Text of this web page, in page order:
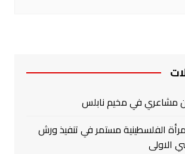
مشاعري في مخيم نابلس
الفلسطينية مستمر في تنفيذ ورش
الاولى